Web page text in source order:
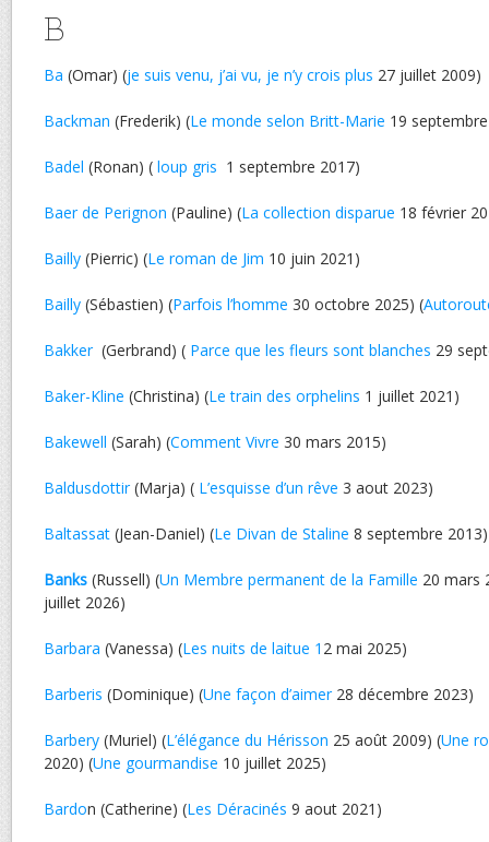
B
Ba (Omar) (je suis venu, j’ai vu, je n’y crois plus 27 juillet 2009)
Backman (Frederik) (Le monde selon Britt-Marie 19
Badel (Ronan) ( loup gris 1 septembre 2017)
Baer de Perignon (Pauline) (La collection disparue 18 février
Bailly (Pierric) (Le roman de Jim 10 juin 2021)
Bailly (Sébastien) (Parfois l’homme 30 octobre 2025) (
Bakker (Gerbrand) ( Parce que les fleurs sont blanches 29
Baker-Kline (Christina) (Le train des orphelins 1 juillet 2021)
Bakewell (Sarah) (Comment Vivre 30 mars 2015)
Baldusdottir(Marja) ( L’esquisse d’un rêve 3 aout 2023)
Baltassat (Jean-Daniel) (Le Divan de Staline 8 septembre 2013)
Banks (Russell) (Un Membre permanent de la Famille 20 mars
juillet 2026)
Barbara (Vanessa) (Les nuits de laitue 1 2 mai 2025)
Barberis (Dominique) (Une façon d’aimer28 décembre 2023)
Barbery (Muriel) (L’élégance du Hérisson 25 août 2009) (Une
2020) (Une gourmandise 10 juillet 2025)
Bardon (Catherine) (Les Déracinés 9 aout 2021)